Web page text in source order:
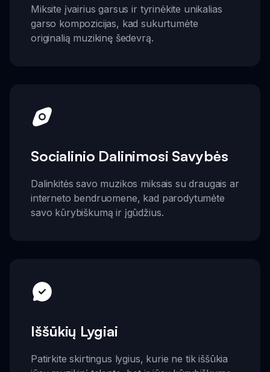
Miksite įvairius garsus ir tyrinėkite unikalias
garso kompozicijas, kad sukurtumėte
originalią muzikinę šedevrą.
Socialinio Dalinimosi Savybės
Dalinkitės savo muzikos miksais su draugais ar
interneto bendruomene, kad parodytumėte
savo kūrybiškumą ir įgūdžius.
Iššūkių Lygiai
Patirkite skirtingus lygius, kurie ne tik iššūkia